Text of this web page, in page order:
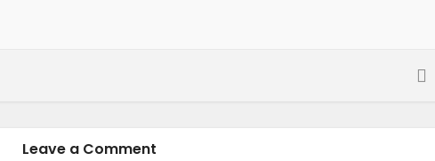
Leave a Comment